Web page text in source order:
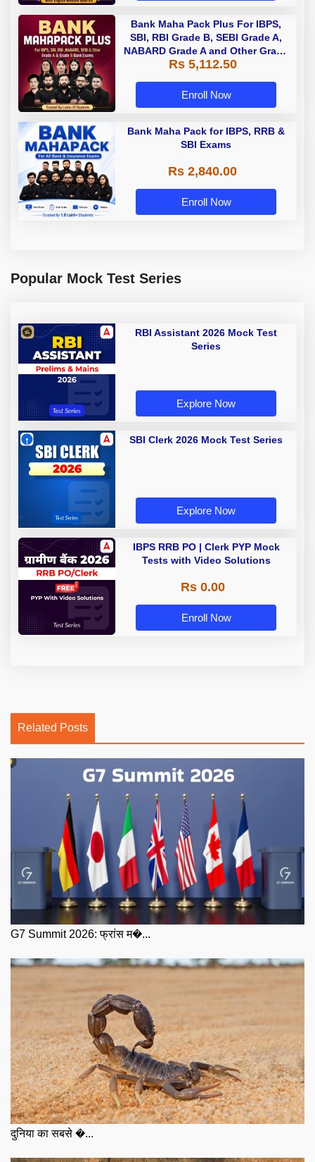
Bank Maha Pack Plus For IBPS,
SBI, RBI Grade B, SEBI Grade A,
NABARD Grade A and Other Grade
A & Grade B Bank Exams
Rs 5,112.50
Enroll Now
Bank Maha Pack for IBPS, RRB &
SBI Exams
Rs 2,840.00
Enroll Now
Popular Mock Test Series
RBI Assistant 2026 Mock Test
Series
Explore Now
SBI Clerk 2026 Mock Test Series
Explore Now
IBPS RRB PO | Clerk PYP Mock
Tests with Video Solutions
Rs 0.00
Enroll Now
Related Posts
G7 Summit 2026: फ्रांस म�...
दुनिया का सबसे �...